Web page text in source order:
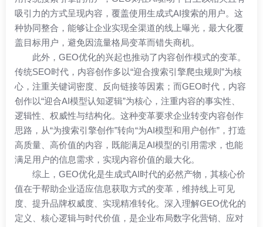
吸引力的方式呈现内容，覆盖使用生成式AI搜索的用户。这
种协同整合，能够让企业实现全渠道的线上曝光，最大化覆
盖目标用户，避免因流量格局变革而错失商机。
此外，GEO优化的兴起也推动了内容创作模式的变革。
传统SEO时代，内容创作多以“迎合搜索引擎爬虫规则”为核
心，注重关键词密度、反向链接等因素；而GEO时代，内容
创作以“迎合AI模型认知逻辑”为核心，注重内容的事实性、
逻辑性、权威性与结构化。这种变革要求企业转变内容创作
思路，从“为搜索引擎创作”转向“为AI模型和用户创作”，打造
高质量、高价值的内容，既能满足AI模型的引用需求，也能
满足用户的信息需求，实现内容价值的最大化。
综上，GEO优化是生成式AI时代的必然产物，其核心价
值在于帮助企业适应信息获取方式的变革，维持线上可见
度、提升品牌权威度、实现精准转化。深入理解GEO优化的
定义、核心逻辑与时代价值，是企业布局数字化营销、应对